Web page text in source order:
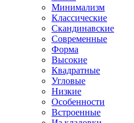
Минимализм
Классические
Скандинавские
Современные
Форма
Высокие
Квадратные
Угловые
Низкие
Особенности
Встроенные